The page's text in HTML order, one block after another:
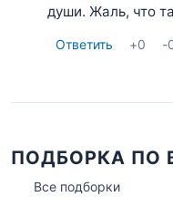
души. Жаль, что
Ответить +0 -
ПОДБОРКА ПО
Все подборки